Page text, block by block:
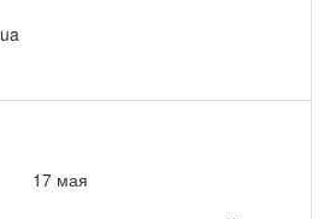
17 мая